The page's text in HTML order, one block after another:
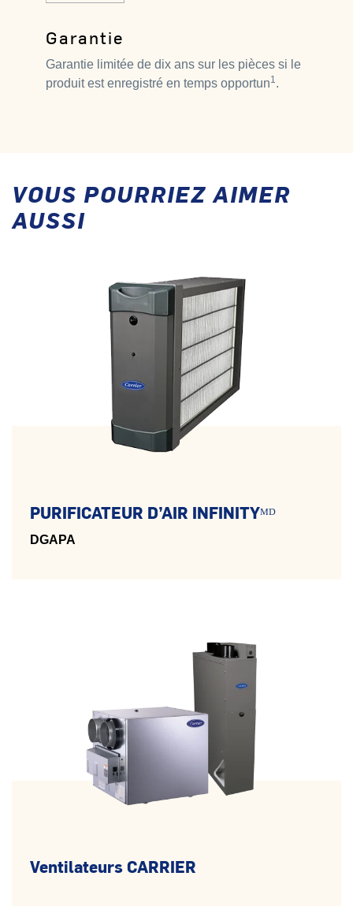
Garantie
Garantie limitée de dix ans sur les pièces si le
produit est enregistré en temps opportun1.
VOUS POURRIEZ AIMER
AUSSI
PURIFICATEUR D’AIR INFINITYᴹᴰ
DGAPA
Ventilateurs CARRIER